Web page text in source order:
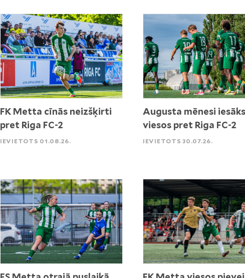
FK Metta cīnās neizšķirti
pret Riga FC-2
IEVIETOTS 01.08.26.
Augusta mēnesi
viesos pret Riga FC-2
IEVIETOTS 30.07.26.